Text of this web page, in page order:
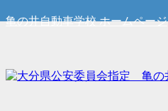
亀の井自動車学校 ホームページ